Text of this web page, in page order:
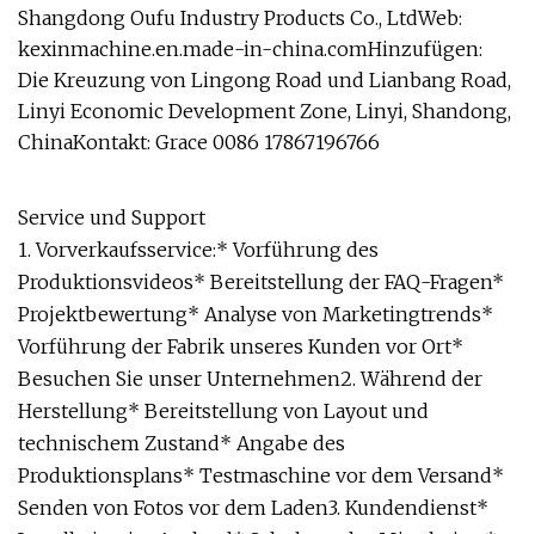
Shangdong Oufu Industry Products Co., LtdWeb:
kexinmachine.en.made-in-china.comHinzufügen:
Die Kreuzung von Lingong Road und Lianbang Road,
Linyi Economic Development Zone, Linyi, Shandong,
ChinaKontakt: Grace 0086 17867196766
Service und Support
1. Vorverkaufsservice:* Vorführung des
Produktionsvideos* Bereitstellung der FAQ-Fragen*
Projektbewertung* Analyse von Marketingtrends*
Vorführung der Fabrik unseres Kunden vor Ort*
Besuchen Sie unser Unternehmen2. Während der
Herstellung* Bereitstellung von Layout und
technischem Zustand* Angabe des
Produktionsplans* Testmaschine vor dem Versand*
Senden von Fotos vor dem Laden3. Kundendienst*